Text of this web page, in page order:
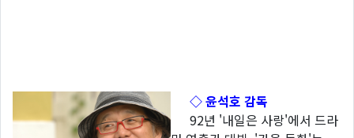
◇ 윤석호 감독
92년 '내일은 사랑'에서 드라